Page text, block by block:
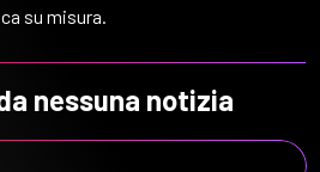
su misura.
nessuna notizia